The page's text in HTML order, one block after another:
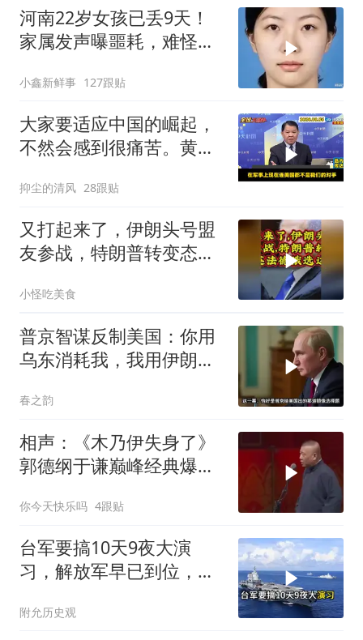
河南22岁女孩已丢9天！
家属发声曝噩耗，难怪搜
小鑫新鲜事 127跟贴
大家要适应中国的崛起，
不然会感到很痛苦。黄征
抑尘的清风 28跟贴
又打起来了，伊朗头号盟
友参战，特朗普转变态
小怪吃美食
普京智谋反制美国：你用
乌东消耗我，我用伊朗消
春之韵
相声：《木乃伊失身了》
郭德纲于谦巅峰经典爆笑
你今天快乐吗 4跟贴
台军要搞10天9夜大演
习，解放军早已到位，美
味了
附允历史观